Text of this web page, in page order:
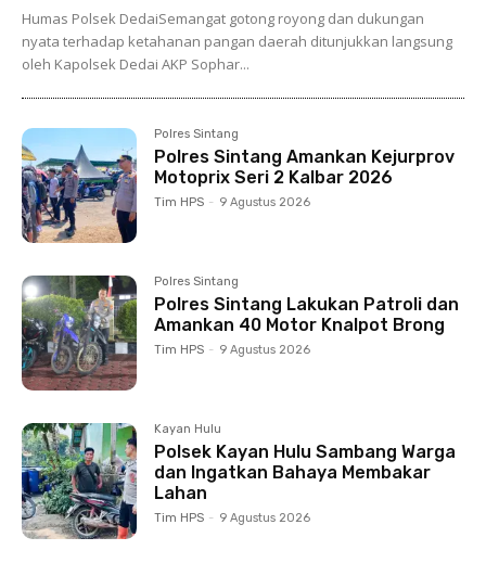
Humas Polsek DedaiSemangat gotong royong dan dukungan
nyata terhadap ketahanan pangan daerah ditunjukkan langsung
oleh Kapolsek Dedai AKP Sophar...
Polres Sintang
Polres Sintang Amankan Kejurprov
Motoprix Seri 2 Kalbar 2026
Tim HPS - 9 Agustus 2026
Polres Sintang
Polres Sintang Lakukan Patroli dan
Amankan 40 Motor Knalpot Brong
Tim HPS - 9 Agustus 2026
Kayan Hulu
Polsek Kayan Hulu Sambang Warga
dan Ingatkan Bahaya Membakar
Lahan
Tim HPS - 9 Agustus 2026